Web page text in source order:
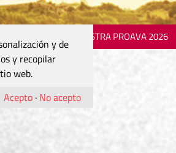
MOSTRA PROAVA 2026
y de
y recopilar
web.
Acepto · No acepto